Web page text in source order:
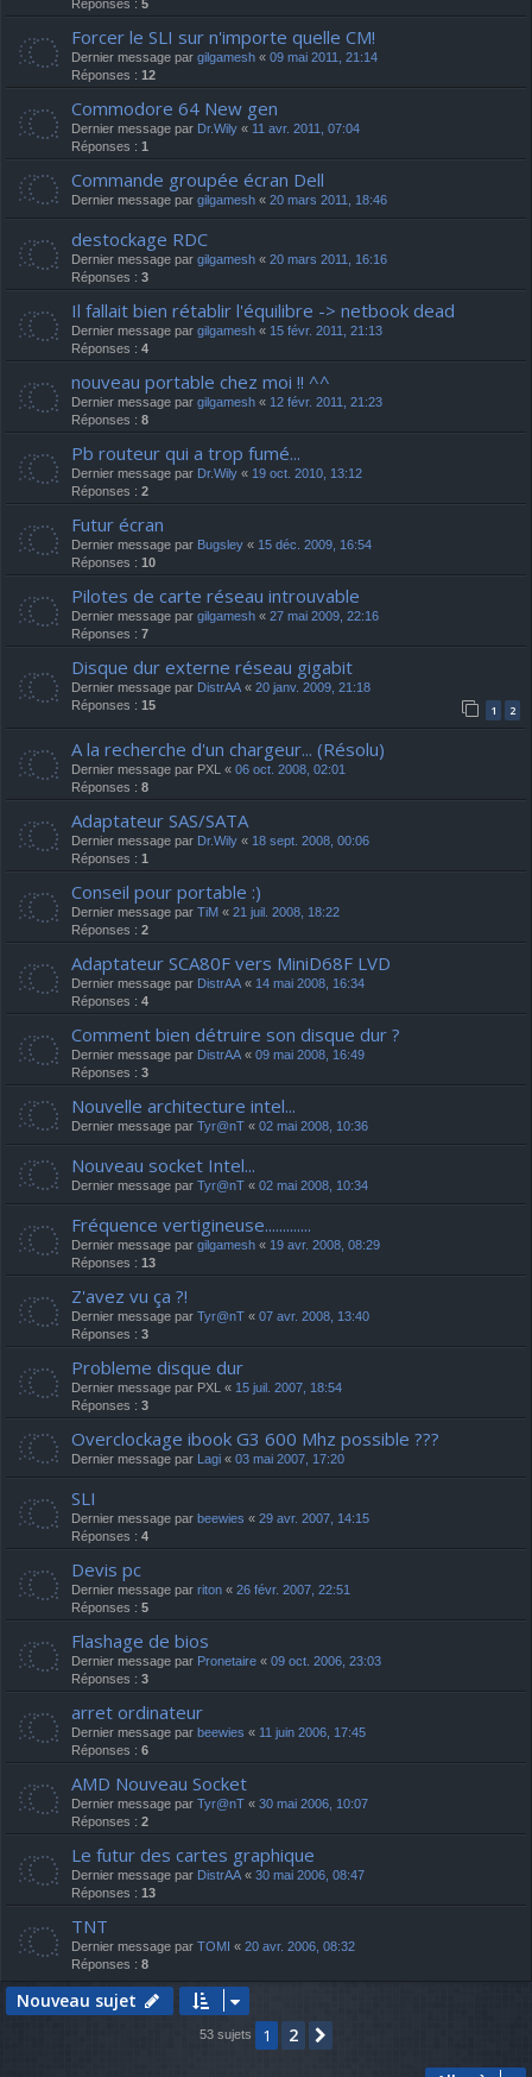
Réponses : 5
Forcer le SLI sur n'importe quelle CM!
Dernier message par gilgamesh « 09 mai 2011, 21:14
Réponses : 12
Commodore 64 New gen
Dernier message par Dr.Wily « 11 avr. 2011, 07:04
Réponses : 1
Commande groupée écran Dell
Dernier message par gilgamesh « 20 mars 2011, 18:46
destockage RDC
Dernier message par gilgamesh « 20 mars 2011, 16:16
Réponses : 3
Il fallait bien rétablir l'équilibre -> netbook dead
Dernier message par gilgamesh « 15 févr. 2011, 21:13
Réponses : 4
nouveau portable chez moi !! ^^
Dernier message par gilgamesh « 12 févr. 2011, 21:23
Réponses : 8
Pb routeur qui a trop fumé...
Dernier message par Dr.Wily « 19 oct. 2010, 13:12
Réponses : 2
Futur écran
Dernier message par Bugsley « 15 déc. 2009, 16:54
Réponses : 10
Pilotes de carte réseau introuvable
Dernier message par gilgamesh « 27 mai 2009, 22:16
Réponses : 7
Disque dur externe réseau gigabit
Dernier message par DistrAA « 20 janv. 2009, 21:18
Réponses : 15 1 2
A la recherche d'un chargeur... (Résolu)
Dernier message par PXL « 06 oct. 2008, 02:01
Réponses : 8
Adaptateur SAS/SATA
Dernier message par Dr.Wily « 18 sept. 2008, 00:06
Réponses : 1
Conseil pour portable :)
Dernier message par TiM « 21 juil. 2008, 18:22
Réponses : 2
Adaptateur SCA80F vers MiniD68F LVD
Dernier message par DistrAA « 14 mai 2008, 16:34
Réponses : 4
Comment bien détruire son disque dur ?
Dernier message par DistrAA « 09 mai 2008, 16:49
Réponses : 3
Nouvelle architecture intel...
Dernier message par Tyr@nT « 02 mai 2008, 10:36
Nouveau socket Intel...
Dernier message par Tyr@nT « 02 mai 2008, 10:34
Fréquence vertigineuse.............
Dernier message par gilgamesh « 19 avr. 2008, 08:29
Réponses : 13
Z'avez vu ça ?!
Dernier message par Tyr@nT « 07 avr. 2008, 13:40
Réponses : 3
Probleme disque dur
Dernier message par PXL « 15 juil. 2007, 18:54
Réponses : 3
Overclockage ibook G3 600 Mhz possible ???
Dernier message par Lagi « 03 mai 2007, 17:20
SLI
Dernier message par beewies « 29 avr. 2007, 14:15
Réponses : 4
Devis pc
Dernier message par riton « 26 févr. 2007, 22:51
Réponses : 5
Flashage de bios
Dernier message par Pronetaire « 09 oct. 2006, 23:03
Réponses : 3
arret ordinateur
Dernier message par beewies « 11 juin 2006, 17:45
Réponses : 6
AMD Nouveau Socket
Dernier message par Tyr@nT « 30 mai 2006, 10:07
Réponses : 2
Le futur des cartes graphique
Dernier message par DistrAA « 30 mai 2006, 08:47
Réponses : 13
TNT
Dernier message par TOMI « 20 avr. 2006, 08:32
Réponses : 8
Nouveau sujet
53 sujets 1 2